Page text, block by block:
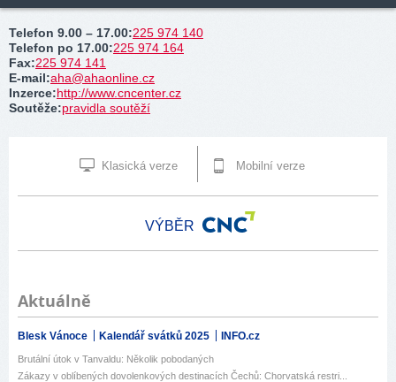
Telefon 9.00 – 17.00:225 974 140
Telefon po 17.00:225 974 164
Fax:225 974 141
E-mail:aha@ahaonline.cz
Inzerce:http://www.cncenter.cz
Soutěže:pravidla soutěží
Klasická verze Mobilní verze
VÝBĚR
Aktuálně
Blesk Vánoce Kalendář svátků 2025 INFO.cz
Brutální útok v Tanvaldu: Několik pobodaných
Zákazy v oblíbených dovolenkových destinacích Čechů: Chorvatská restri...